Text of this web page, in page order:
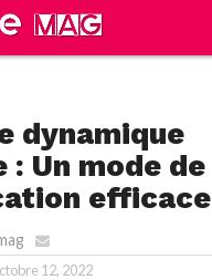
dynamique
: Un mode de
efficace
12, 2022